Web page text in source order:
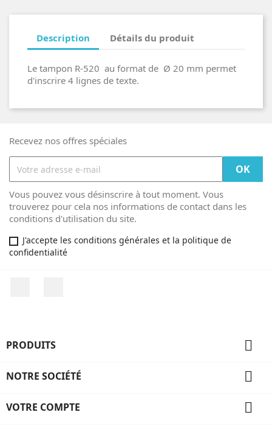
Description Détails du produit
Le tampon R-520 au format de Ø 20 mm permet
d'inscrire 4 lignes de texte.
Recevez nos offres spéciales
Vous pouvez vous désinscrire à tout moment. Vous
trouverez pour cela nos informations de contact dans les
conditions d'utilisation du site.
J'accepte les conditions générales et la politique de
confidentialité
PRODUITS 
NOTRE SOCIÉTÉ 
VOTRE COMPTE 